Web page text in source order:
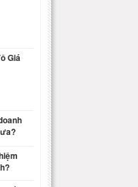
Giá